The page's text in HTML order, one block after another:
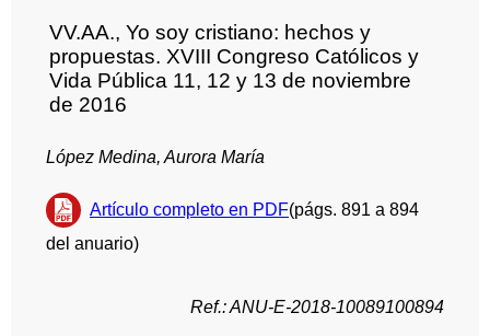
VV.AA., Yo soy cristiano: hechos y
propuestas. XVIII Congreso Católicos y
Vida Pública 11, 12 y 13 de noviembre
de 2016
López Medina, Aurora María
Artículo completo en PDF(págs. 891 a 894
del anuario)
Ref.: ANU-E-2018-10089100894